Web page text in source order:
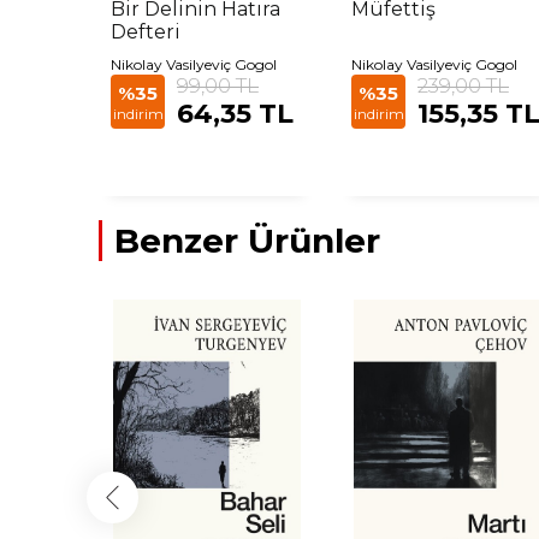
Bir Delinin Hatıra
Defteri
Nikolay Vasilyeviç Gogol
%35
indirim
99,00 TL
64,35 TL
Müfettiş
Nikolay Vasilyeviç Gogol
%35
indirim
239,00 TL
155,35 TL
Benzer Ürünler